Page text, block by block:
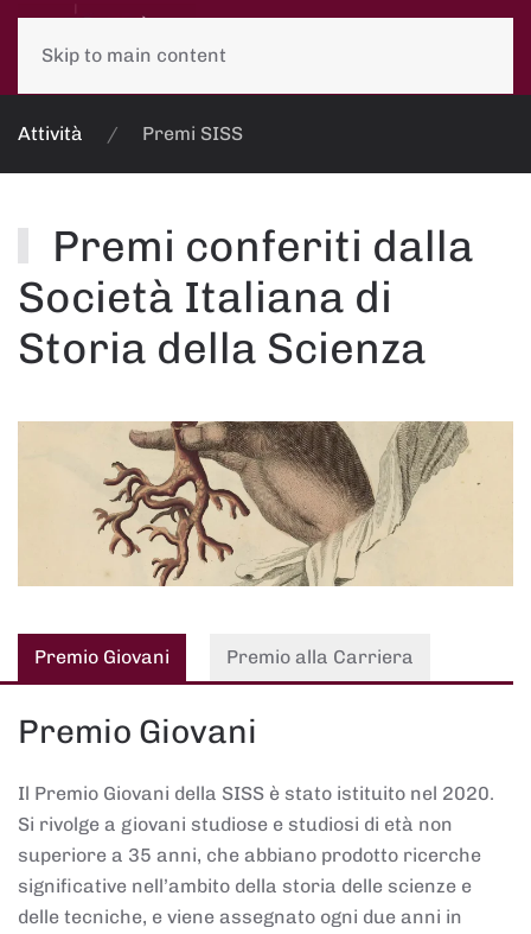
Skip to main content
Attività Premi SISS
Premi conferiti dalla
Società Italiana di
Storia della Scienza
Premio Giovani Premio alla Carriera
Premio Giovani
Il Premio Giovani della SISS è stato istituito nel 2020.
Si rivolge a giovani studiose e studiosi di età non
superiore a 35 anni, che abbiano prodotto ricerche
significative nell’ambito della storia delle scienze e
delle tecniche, e viene assegnato ogni due anni in